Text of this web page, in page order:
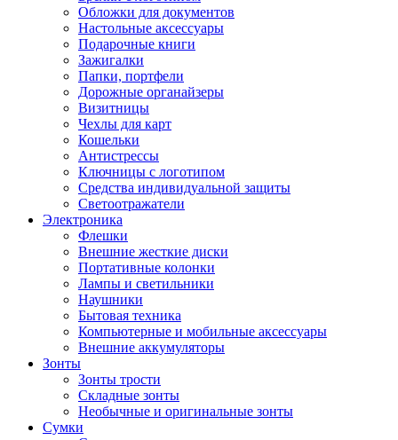
Обложки для документов
Настольные аксессуары
Подарочные книги
Зажигалки
Папки, портфели
Дорожные органайзеры
Визитницы
Чехлы для карт
Кошельки
Антистрессы
Ключницы с логотипом
Средства индивидуальной защиты
Светоотражатели
Электроника
Флешки
Внешние жесткие диски
Портативные колонки
Лампы и светильники
Наушники
Бытовая техника
Компьютерные и мобильные аксессуары
Внешние аккумуляторы
Зонты
Зонты трости
Складные зонты
Необычные и оригинальные зонты
Сумки